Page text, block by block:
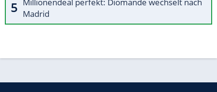
Millionendeal perfekt: Diomande wechselt nach
Madrid